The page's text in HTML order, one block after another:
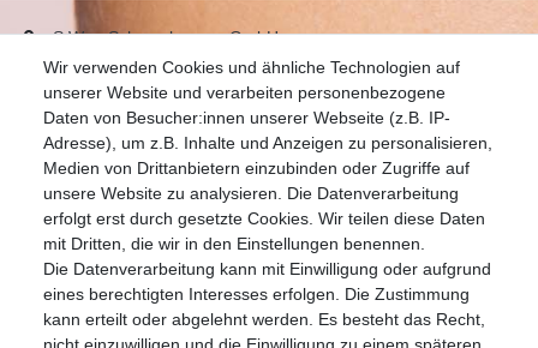
Wir verwenden Cookies und ähnliche Technologien auf
unserer Website und verarbeiten personenbezogene
Daten von Besucher:innen unserer Webseite (z.B. IP-
Adresse), um z.B. Inhalte und Anzeigen zu personalisieren,
Medien von Drittanbietern einzubinden oder Zugriffe auf
unsere Website zu analysieren. Die Datenverarbeitung
erfolgt erst durch gesetzte Cookies. Wir teilen diese Daten
mit Dritten, die wir in den Einstellungen benennen.
Die Datenverarbeitung kann mit Einwilligung oder aufgrund
eines berechtigten Interesses erfolgen. Die Zustimmung
kann erteilt oder abgelehnt werden. Es besteht das Recht,
S.W.w. Schmuckwaren GmbH
07051-9608828
info@schmuckador.de
Montag bis Freitag 8.30 – 12.00 Uhr und 13.30 bis 17.30 Uhr
Widerrufs­recht Widerrufs­formular Impressum
Daten­schutz­erklärung AGB